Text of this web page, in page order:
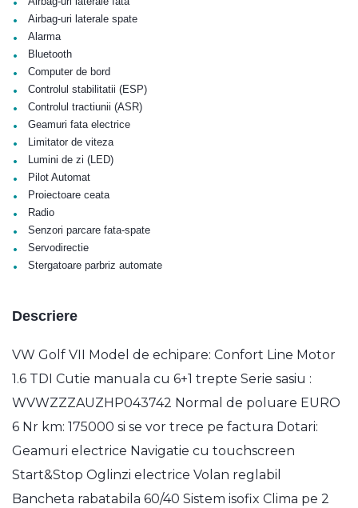
• Airbag-uri laterale spate
• Alarma
• Bluetooth
• Computer de bord
• Controlul stabilitatii (ESP)
• Controlul tractiunii (ASR)
• Geamuri fata electrice
• Limitator de viteza
• Lumini de zi (LED)
• Pilot Automat
• Proiectoare ceata
• Radio
• Senzori parcare fata-spate
• Servodirectie
• Stergatoare parbriz automate
Descriere
VW Golf VII Model de echipare: Confort Line Motor
1.6 TDI Cutie manuala cu 6+1 trepte Serie sasiu :
WVWZZZAUZHP043742 Normal de poluare EURO
6 Nr km: 175000 si se vor trece pe factura Dotari:
Geamuri electrice Navigatie cu touchscreen
Start&Stop Oglinzi electrice Volan reglabil
Bancheta rabatabila 60/40 Sistem isofix Clima pe 2